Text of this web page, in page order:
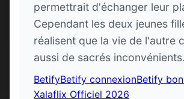
permettrait d'échanger leur
Cependant les deux jeunes
réalisent que la vie de l'autre
aussi de sacrés inconvénients.
BetifyBetify connexionBetify
Xalaflix Officiel 2026